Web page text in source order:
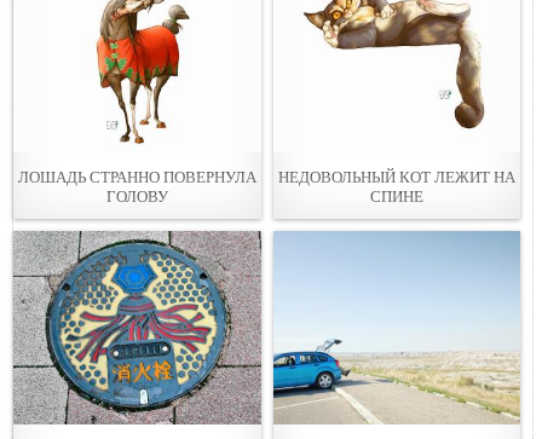
ЛОШАДЬ СТРАННО ПОВЕРНУЛА
ГОЛОВУ
НЕДОВОЛЬНЫЙ КОТ ЛЕЖИТ НА
СПИНЕ